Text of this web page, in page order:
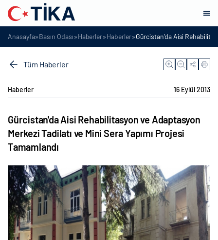
Anasayfa»Basın Odası»Haberler»Haberler»Gürcistan'da Aisi
Tüm Haberler
Haberler 16 Eylül 2013
Gürcistan'da Aisi Rehabilitasyon ve Adaptasyon
Merkezi Tadilatı ve Mini Sera Yapımı Projesi
Tamamlandı